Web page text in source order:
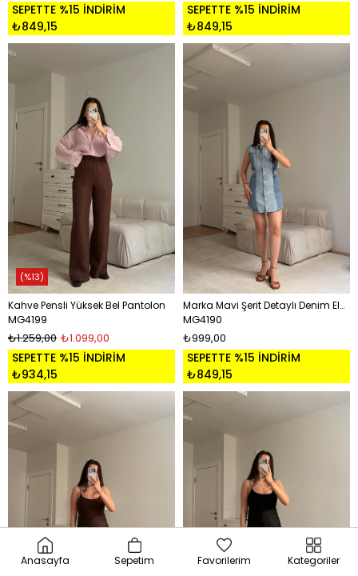
SEPETTE %15 İNDİRİM
₺849,15
SEPETTE %15 İNDİRİM
₺849,15
Kahve Pensli Yüksek Bel Pantolon
MG4199
₺1.099,00
₺1.259,00
SEPETTE %15 İNDİRİM
₺934,15
%13
Marka Mavi Şerit Detaylı Denim Elbise
MG4190
₺999,00
SEPETTE %15 İNDİRİM
₺849,15
Anasayfa Sepetim Favorilerim Kategoriler